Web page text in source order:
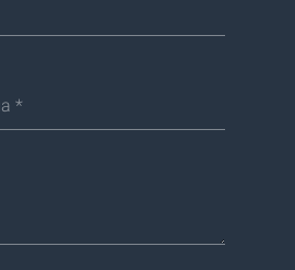
*